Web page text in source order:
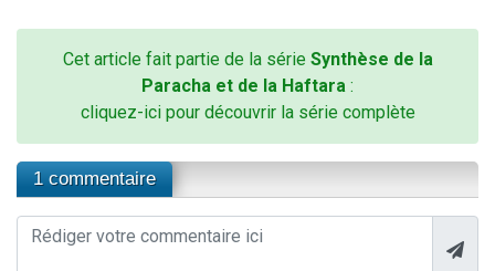
Cet article fait partie de la série Synthèse de la
Paracha et de la Haftara :
cliquez-ici pour découvrir la série complète
1 commentaire